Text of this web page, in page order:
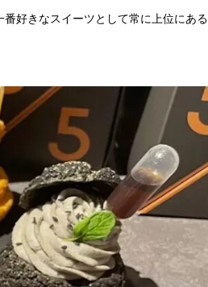
好きなスイーツとして常に上位にある